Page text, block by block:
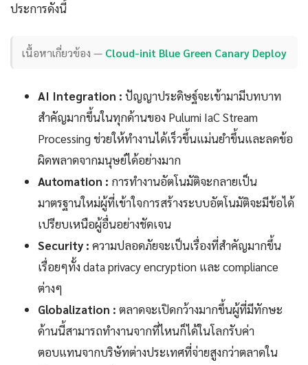
ประการดังนี้
เนื้อหาเกี่ยวข้อง — Cloud-init Blue Green Canary Deploy
AI Integration : ปัญญาประดิษฐ์จะเข้ามามีบทบาท
สำคัญมากขึ้นในทุกด้านของ Pulumi IaC Stream
Processing ช่วยให้ทำงานได้เร็วขึ้นแม่นยำขึ้นและลดข้อ
ผิดพลาดจากมนุษย์ได้อย่างมาก
Automation : การทำงานอัตโนมัติจะกลายเป็น
มาตรฐานใหม่ผู้ที่เข้าใจการสร้างระบบอัตโนมัติจะมีข้อได้
เปรียบเหนือผู้อื่นอย่างชัดเจน
Security : ความปลอดภัยจะเป็นเรื่องที่สำคัญมากขึ้น
เรื่อยๆทั้ง data privacy encryption และ compliance
ต่างๆ
Globalization : ตลาดจะเปิดกว้างมากขึ้นผู้ที่มีทักษะ
ด้านนี้สามารถทำงานจากที่ไหนก็ได้ในโลกรับค่า
ตอบแทนจากบริษัทต่างประเทศที่จ่ายสูงกว่าตลาดใน